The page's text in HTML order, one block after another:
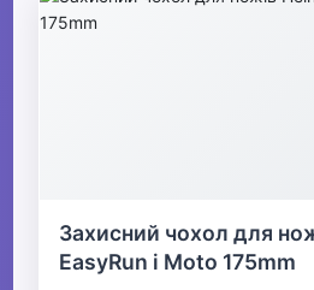
Захисний чохол для
EasyRun і Moto 175mm